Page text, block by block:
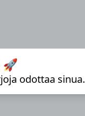
🚀
odottaa sinua.